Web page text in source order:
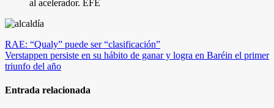
al acelerador. EFE
Navegación
de
RAE: “Qualy” puede ser “clasificación”
Verstappen persiste en su hábito de ganar y logra en Baréin el primer
triunfo del año
Entrada relacionada